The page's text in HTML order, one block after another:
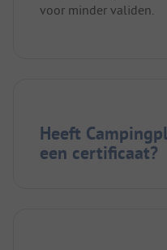
voor minder validen.
Heeft
een certificaat?